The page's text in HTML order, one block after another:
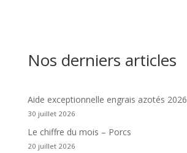
Nos derniers articles
Aide exceptionnelle engrais azotés 2026
30 juillet 2026
Le chiffre du mois – Porcs
20 juillet 2026